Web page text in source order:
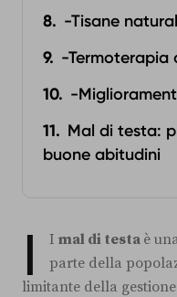
-Tisane
-Termoterapia
-
Mal di testa:
buone abitudini
I I mal di testa è
parte della
limitante della